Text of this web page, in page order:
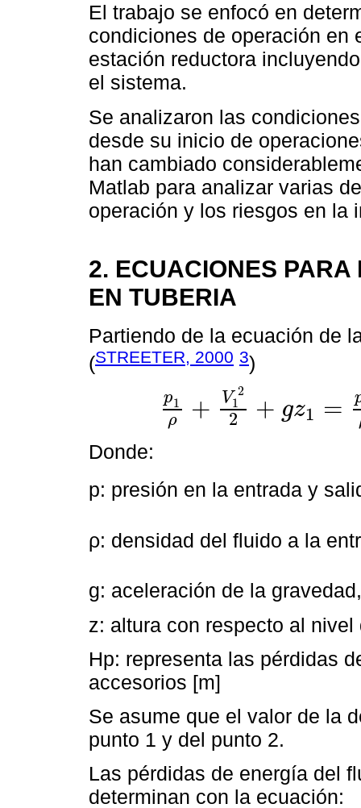
El trabajo se enfocó en
condiciones de operación en
estación reductora
el sistema.
Se analizaron las
desde su inicio de
han cambiado
Matlab para analizar varias
operación y los riesgos en la
2. ECUACIONES
EN TUBERIA
Partiendo de la ecuación de
(STREETER, 2000 3)
p1
ρ + V 2
1
2 + gz1 =
p1ρ+ 122 gz1=p ρ+V 22+gz +gHp
Donde:
p: presión en la entrada y
ρ: densidad del fluido a la
g: aceleración de la
z: altura con respecto al nivel
Hp: representa las pérdidas
accesorios [m]
Se asume que el valor de la
punto 1 y del punto 2.
Las pérdidas de energía del
determinan con la ecuación: